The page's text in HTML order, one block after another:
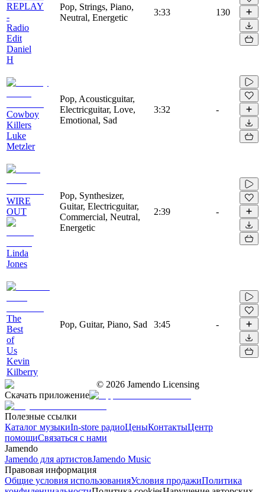
REPLAY
-
Radio
Edit
Daniel
H
Pop, Strings, Piano,
Neutral, Energetic
3:33 130
Cowboy
Killers
Luke
Metzler
Pop, Acousticguitar,
Electricguitar, Love,
Emotional, Sad
3:32 -
WIRE
OUT
Linda
Jones
Pop, Synthesizer,
Guitar, Electricguitar,
Commercial, Neutral,
Energetic
2:39 -
The
Best
of
Us
Kevin
Kilberry
Pop, Guitar, Piano, Sad 3:45 -
© 2026 Jamendo Licensing
Скачать приложение
Полезные ссылки
Каталог музыкиIn-store радиоЦеныКонтактыЦентр
помощиСвязаться с нами
Jamendo
Jamendo для артистовJamendo Music
Правовая информация
Общие условия использованияУсловия продажиПолитика